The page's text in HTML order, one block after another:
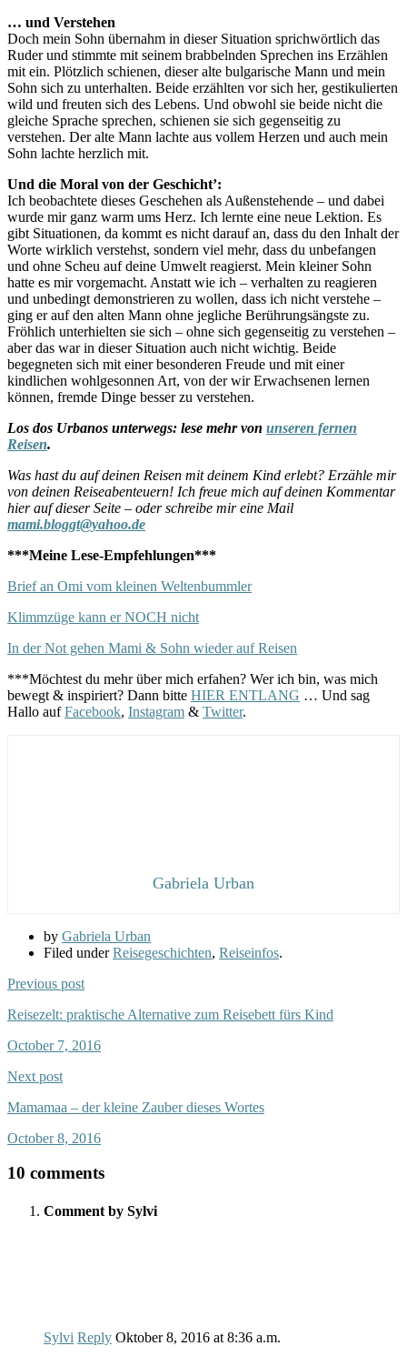
… und Verstehen
Doch mein Sohn übernahm in dieser Situation sprichwörtlich das
Ruder und stimmte mit seinem brabbelnden Sprechen ins Erzählen
mit ein. Plötzlich schienen, dieser alte bulgarische Mann und mein
Sohn sich zu unterhalten. Beide erzählten vor sich her, gestikulierten
wild und freuten sich des Lebens. Und obwohl sie beide nicht die
gleiche Sprache sprechen, schienen sie sich gegenseitig zu
verstehen. Der alte Mann lachte aus vollem Herzen und auch mein
Sohn lachte herzlich mit.
Und die Moral von der Geschicht’:
Ich beobachtete dieses Geschehen als Außenstehende – und dabei
wurde mir ganz warm ums Herz. Ich lernte eine neue Lektion. Es
gibt Situationen, da kommt es nicht darauf an, dass du den Inhalt der
Worte wirklich verstehst, sondern viel mehr, dass du unbefangen
und ohne Scheu auf deine Umwelt reagierst. Mein kleiner Sohn
hatte es mir vorgemacht. Anstatt wie ich – verhalten zu reagieren
und unbedingt demonstrieren zu wollen, dass ich nicht verstehe –
ging er auf den alten Mann ohne jegliche Berührungsängste zu.
Fröhlich unterhielten sie sich – ohne sich gegenseitig zu verstehen –
aber das war in dieser Situation auch nicht wichtig. Beide
begegneten sich mit einer besonderen Freude und mit einer
kindlichen wohlgesonnen Art, von der wir Erwachsenen lernen
können, fremde Dinge besser zu verstehen.
Los dos Urbanos unterwegs: lese mehr von unseren fernen
Reisen.
Was hast du auf deinen Reisen mit deinem Kind erlebt? Erzähle mir
von deinen Reiseabenteuern! Ich freue mich auf deinen Kommentar
hier auf dieser Seite – oder schreibe mir eine Mail
mami.bloggt@yahoo.de
***Meine Lese-Empfehlungen***
Brief an Omi vom kleinen Weltenbummler
Klimmzüge kann er NOCH nicht
In der Not gehen Mami & Sohn wieder auf Reisen
***Möchtest du mehr über mich erfahen? Wer ich bin, was mich
bewegt & inspiriert? Dann bitte HIER ENTLANG … Und sag
Hallo aufFacebook, Instagram & Twitter.
Gabriela Urban
by Gabriela Urban
Filed underReisegeschichten, Reiseinfos.
Previous post
Reisezelt: praktische Alternative zum Reisebett fürs Kind
October 7, 2016
Next post
Mamamaa – der kleine Zauber dieses Wortes
October 8, 2016
10 comments
Comment by Sylvi
Sylvi Reply Oktober 8, 2016 at 8:36 a.m.